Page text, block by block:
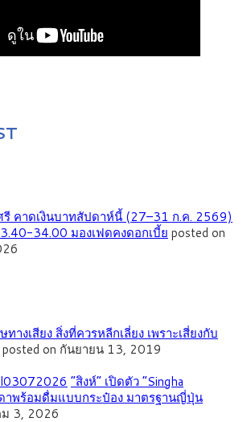
รี คาดเงินบาทสัปดาห์นี้ (27–31 ก.ค. 2569)
34.00 มองเฟดคงดอกเบี้ย posted on
ทางเสียง สิ่งที่ควรหลีกเลี่ยง เพราะเสี่ยงกับ
posted on กันยายน 13, 2019
“สิงห์” เปิดตัว “Singha
าพร้อมดื่มแบบกระป๋อง มาตรฐานญี่ปุ่น
ม 3, 2026